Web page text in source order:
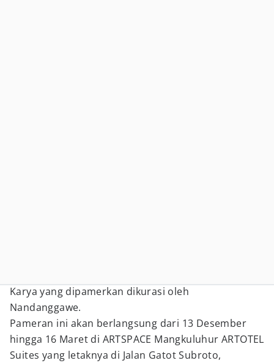
Karya yang dipamerkan dikurasi oleh
Nandanggawe.
Pameran ini akan berlangsung dari 13 Desember
hingga 16 Maret di ARTSPACE Mangkuluhur ARTOTEL
Suites yang letaknya di Jalan Gatot Subroto,